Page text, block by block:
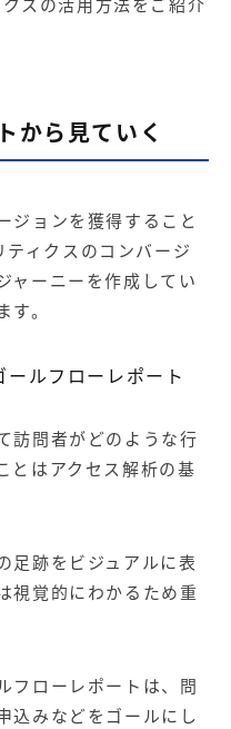
から見ていく
ジョンを獲得すること
ィクスのコンバージ
ャーニーを作成してい
。
ルフローレポート
訪問者がどのような行
とはアクセス解析の基
足跡をビジュアルに表
視覚的にわかるため重
フローレポートは、問
込みなどをゴールにし